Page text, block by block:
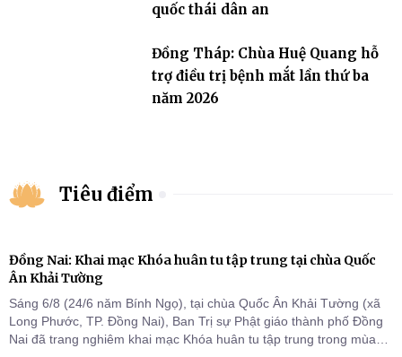
quốc thái dân an
Đồng Tháp: Chùa Huệ Quang hỗ
trợ điều trị bệnh mắt lần thứ ba
năm 2026
Tiêu điểm
Đồng Nai: Khai mạc Khóa huân tu tập trung tại chùa Quốc
Ân Khải Tường
Sáng 6/8 (24/6 năm Bính Ngọ), tại chùa Quốc Ân Khải Tường (xã
Long Phước, TP. Đồng Nai), Ban Trị sự Phật giáo thành phố Đồng
Nai đã trang nghiêm khai mạc Khóa huân tu tập trung trong mùa